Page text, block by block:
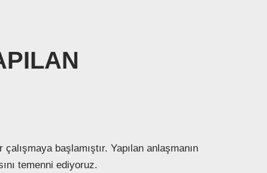
başlamıştır. Yapılan anlaşmanın
temenni ediyoruz.